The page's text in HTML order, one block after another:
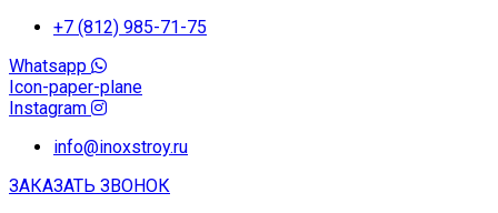
+7 (812) 985-71-75
Whatsapp
Icon-paper-plane
Instagram
info@inoxstroy.ru
ЗАКАЗАТЬ ЗВОНОК